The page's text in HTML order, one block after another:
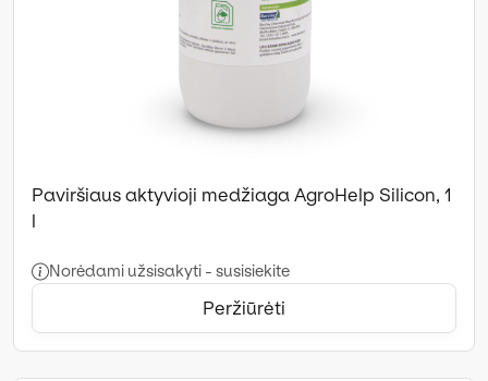
Paviršiaus aktyvioji medžiaga AgroHelp Silicon, 1
l
Norėdami užsisakyti - susisiekite
Peržiūrėti